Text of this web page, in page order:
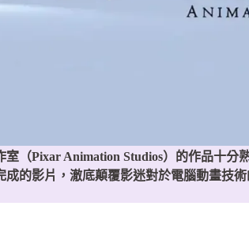
（Pixar Animation Studios）的作品十分
的影片，澈底顛覆影迷對於電腦動畫技